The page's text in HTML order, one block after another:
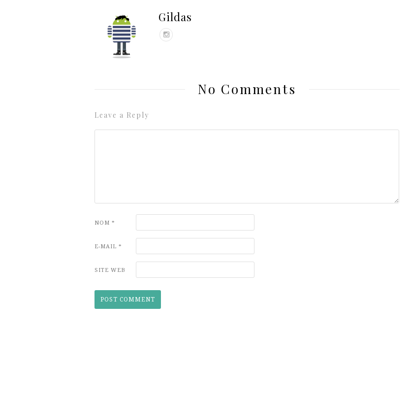
Gildas
No Comments
Leave a Reply
NOM *
E-MAIL *
SITE WEB